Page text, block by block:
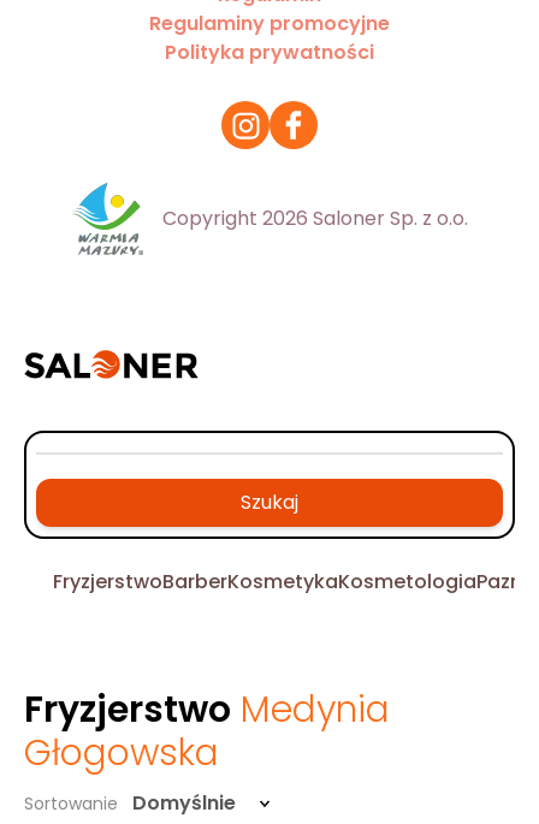
Regulaminy promocyjne
Polityka prywatności
Copyright 2026 Saloner Sp. z o.o.
Szukaj
FryzjerstwoBarberKosmetykaKosmetologia
Fryzjerstwo Medynia
Głogowska
Sortowanie Domyślnie